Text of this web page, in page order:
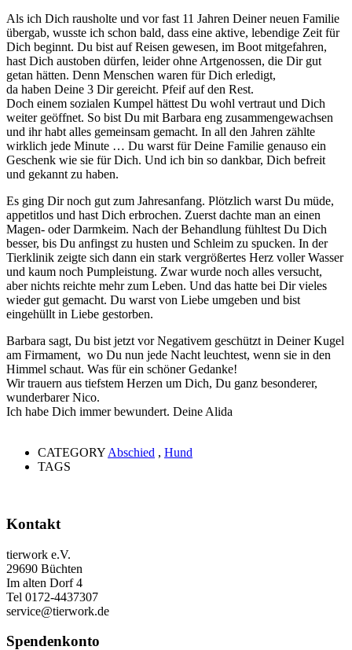
Als ich Dich rausholte und vor fast 11 Jahren Deiner neuen Familie
übergab, wusste ich schon bald, dass eine aktive, lebendige Zeit für
Dich beginnt. Du bist auf Reisen gewesen, im Boot mitgefahren,
hast Dich austoben dürfen, leider ohne Artgenossen, die Dir gut
getan hätten. Denn Menschen waren für Dich erledigt,
da haben Deine 3 Dir gereicht. Pfeif auf den Rest.
Doch einem sozialen Kumpel hättest Du wohl vertraut und Dich
weiter geöffnet. So bist Du mit Barbara eng zusammengewachsen
und ihr habt alles gemeinsam gemacht. In all den Jahren zählte
wirklich jede Minute … Du warst für Deine Familie genauso ein
Geschenk wie sie für Dich. Und ich bin so dankbar, Dich befreit
und gekannt zu haben.
Es ging Dir noch gut zum Jahresanfang. Plötzlich warst Du müde,
appetitlos und hast Dich erbrochen. Zuerst dachte man an einen
Magen- oder Darmkeim. Nach der Behandlung fühltest Du Dich
besser, bis Du anfingst zu husten und Schleim zu spucken. In der
Tierklinik zeigte sich dann ein stark vergrößertes Herz voller Wasser
und kaum noch Pumpleistung. Zwar wurde noch alles versucht,
aber nichts reichte mehr zum Leben. Und das hatte bei Dir vieles
wieder gut gemacht. Du warst von Liebe umgeben und bist
eingehüllt in Liebe gestorben.
Barbara sagt, Du bist jetzt vor Negativem geschützt in Deiner Kugel
am Firmament, wo Du nun jede Nacht leuchtest, wenn sie in den
Himmel schaut. Was für ein schöner Gedanke!
Wir trauern aus tiefstem Herzen um Dich, Du ganz besonderer,
wunderbarer Nico.
Ich habe Dich immer bewundert. Deine Alida
CATEGORY Abschied , Hund
TAGS
Kontakt
tierwork e.V.
29690 Büchten
Im alten Dorf 4
Tel 0172-4437307
service@tierwork.de
Spendenkonto